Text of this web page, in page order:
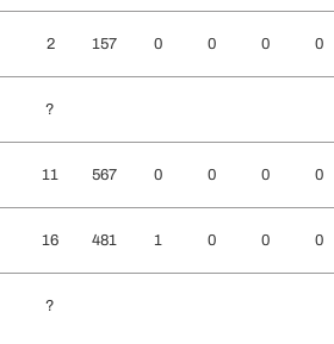
2 157 0 0 0 0
?
11 567 0 0 0 0
16 481 1 0 0 0
?